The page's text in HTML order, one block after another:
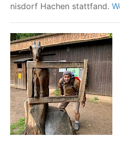
nis­dorf Hach­en stattfand.